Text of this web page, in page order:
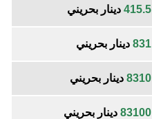
415.5 دينار بحريني
831 دينار بحريني
8310 دينار بحريني
83100 دينار بحريني